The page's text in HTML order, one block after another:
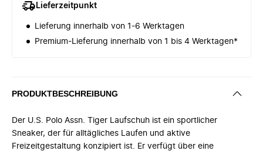
Lieferzeitpunkt
Lieferung innerhalb von 1-6 Werktagen
Premium-Lieferung innerhalb von 1 bis 4 Werktagen*
PRODUKTBESCHREIBUNG
Der U.S. Polo Assn. Tiger Laufschuh ist ein sportlicher
Sneaker, der für alltägliches Laufen und aktive
Freizeitgestaltung konzipiert ist. Er verfügt über eine